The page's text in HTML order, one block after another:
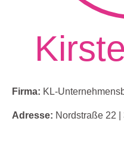
Firma: KL-
Adresse: Nordstraße 22